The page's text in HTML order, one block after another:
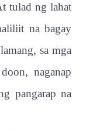
tulad ng lahat
na bagay
sa mga
naganap
pangarap na